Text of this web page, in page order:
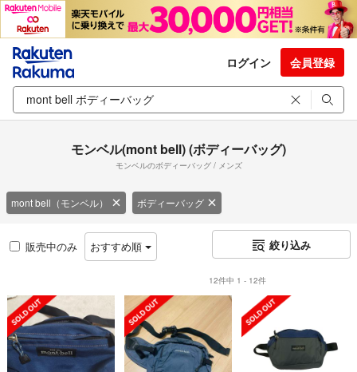
ログイン 会員登録
モンベル(mont bell) (ボディーバッグ)
モンベルのボディーバッグ / メンズ
mont bell（モンベル） ボディーバッグ
販売中のみ おすすめ順 絞り込み
12件中 1 - 12件